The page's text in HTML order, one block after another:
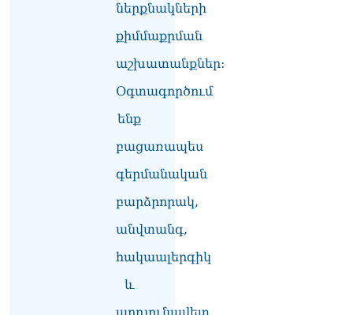
ներքնակների
քիմմաքրման
աշխատանքներ:
Օգտագործում
ենք
բացառապես
գերմանական
բարձրորակ,
անվտանգ,
հակաալերգիկ
և
Կայուն ու տևական
խաղաղության համար
անհրաժեշտ է, որ
արցախցիները
վերադառնան, գերիներն
ազատ արձակվեն․
Մաhացել է Մեսսիի հայրը
08.08.2026
ՄԻՊ–ն անթույլատրելի է
Աբրահամյանի վերաբերյալ
08.08.2026
զանգել եմ Ադրբեջանի